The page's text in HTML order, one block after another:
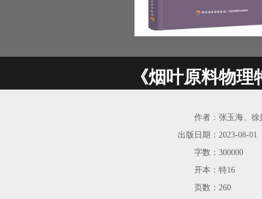
《烟叶原料物理
作者： 张玉海、徐
出版日期： 2023-08-01
字数： 300000
开本： 特16
页数： 260